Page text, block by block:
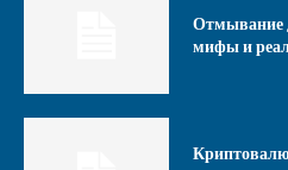
Отмывание
мифы и